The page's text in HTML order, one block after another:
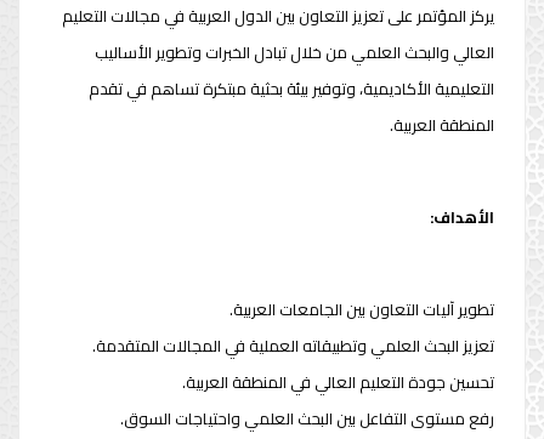
يركز المؤتمر على تعزيز التعاون بين الدول العربية في مجالات التعليم
العالي والبحث العلمي من خلال تبادل الخبرات وتطوير الأساليب
التعليمية الأكاديمية، وتوفير بيئة بحثية مبتكرة تساهم في تقدم
المنطقة العربية.
الأهداف:
تطوير آليات التعاون بين الجامعات العربية.
تعزيز البحث العلمي وتطبيقاته العملية في المجالات المتقدمة.
تحسين جودة التعليم العالي في المنطقة العربية.
رفع مستوى التفاعل بين البحث العلمي واحتياجات السوق.